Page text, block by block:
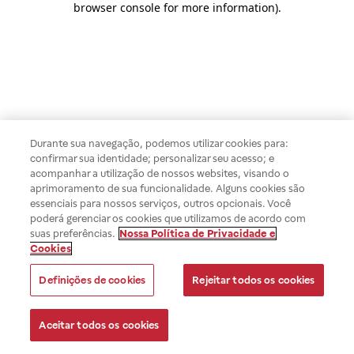
browser console for more information).
Durante sua navegação, podemos utilizar cookies para:
confirmar sua identidade; personalizar seu acesso; e
acompanhar a utilização de nossos websites, visando o
aprimoramento de sua funcionalidade. Alguns cookies são
essenciais para nossos serviços, outros opcionais. Você
poderá gerenciar os cookies que utilizamos de acordo com
suas preferências. Nossa Política de Privacidade e
Cookies
Definições de cookies Rejeitar todos os cookies
Aceitar todos os cookies